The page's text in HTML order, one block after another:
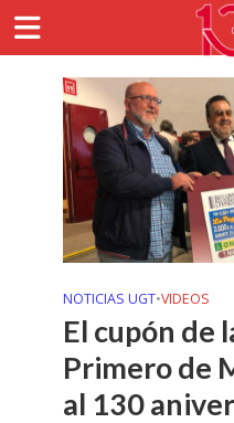
NOTICIAS UGT•VIDEOS
El cupón de
Primero de
al 130